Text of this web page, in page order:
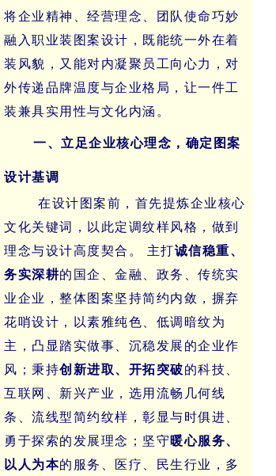
将企业精神、经营理念、团队使命巧妙
融入职业装图案设计，既能统一外在着
装风貌，又能对内凝聚员工向心力，对
外传递品牌温度与企业格局，让一件工
装兼具实用性与文化内涵。
一、立足企业核心理念，确定图案
设计基调
在设计图案前，首先提炼企业核心
文化关键词，以此定调纹样风格，做到
理念与设计高度契合。
主打诚信稳重、
务实深耕的国企、金融、政务、传统实
业企业，整体图案坚持简约内敛，摒弃
花哨设计，以素雅纯色、低调暗纹为
主，凸显踏实做事、沉稳发展的企业作
风；秉持创新进取、开拓突破的科技、
互联网、新兴产业，选用流畅几何线
条、流线型简约纹样，彰显与时俱进、
勇于探索的发展理念；坚守 暖心服务、
以人为本的服务、医疗、民生行业，多